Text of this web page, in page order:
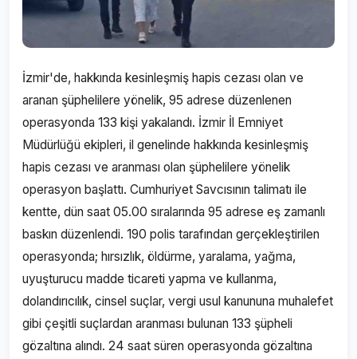
İzmir'de, hakkında kesinleşmiş hapis cezası olan ve
aranan şüphelilere yönelik, 95 adrese düzenlenen
operasyonda 133 kişi yakalandı. İzmir İl Emniyet
Müdürlüğü ekipleri, il genelinde hakkında kesinleşmiş
hapis cezası ve aranması olan şüphelilere yönelik
operasyon başlattı. Cumhuriyet Savcısının talimatı ile
kentte, dün saat 05.00 sıralarında 95 adrese eş zamanlı
baskın düzenlendi. 190 polis tarafından gerçekleştirilen
operasyonda; hırsızlık, öldürme, yaralama, yağma,
uyuşturucu madde ticareti yapma ve kullanma,
dolandırıcılık, cinsel suçlar, vergi usul kanununa muhalefet
gibi çeşitli suçlardan aranması bulunan 133 şüpheli
gözaltına alındı. 24 saat süren operasyonda gözaltına